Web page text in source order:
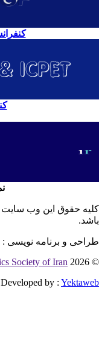
حقوق این وب سایت
و برنامه نویسی :
©
Society of Iran
Developed by :